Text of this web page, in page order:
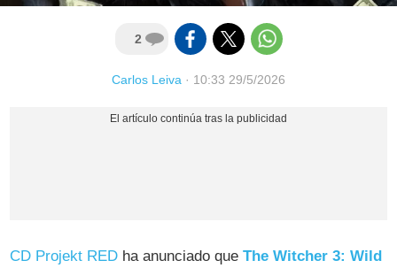
2
Carlos Leiva · 10:33 29/5/2026
CD Projekt RED ha anunciado queThe Witcher 3: Wild